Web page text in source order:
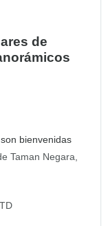
de
bienvenidas
Taman Negara